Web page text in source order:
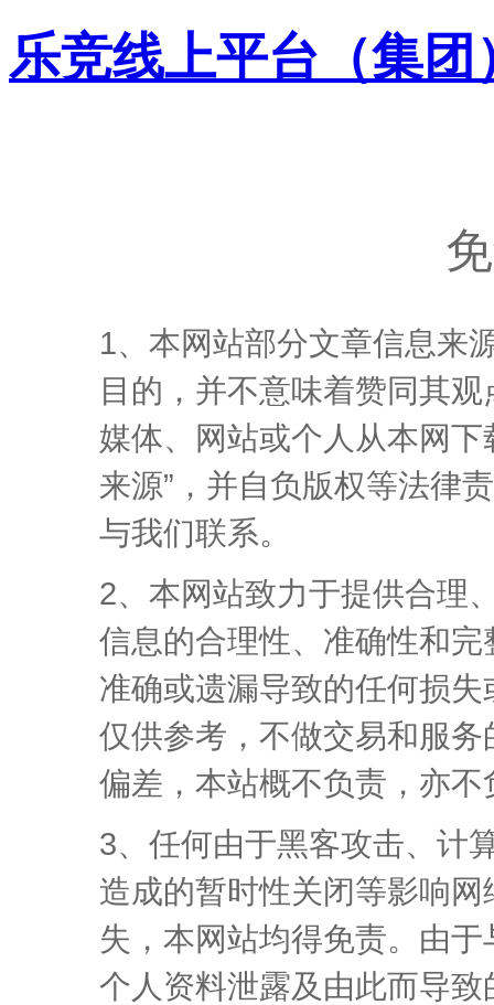
乐竞线上平台（集团
1、本网站部分文章信息来
目的，并不意味着赞同其
媒体、网站或个人从本网
来源”，并自负版权等法律
与我们联系。
2、本网站致力于提供合理
信息的合理性、准确性和
准确或遗漏导致的任何损
仅供参考，不做交易和服
偏差，本站概不负责，亦
3、任何由于黑客攻击、计
造成的暂时性关闭等影响
失，本网站均得免责。由
个人资料泄露及由此而导